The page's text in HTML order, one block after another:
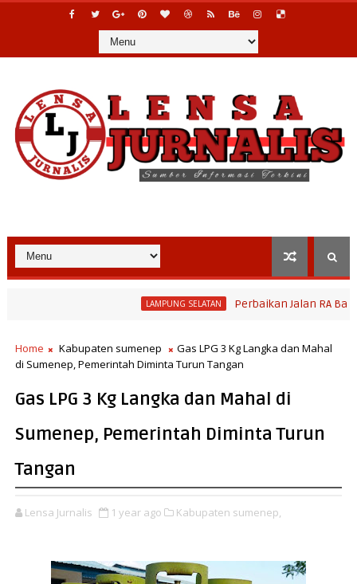
LAMPUNG SELATAN Perbaikan Jalan RA Basyid
Home Kabupaten sumenep
Gas LPG 3 Kg Langka dan Mahal
di Sumenep, Pemerintah Diminta Turun Tangan
Gas LPG 3 Kg Langka dan Mahal di
Sumenep, Pemerintah Diminta Turun
Tangan
Lensa Jurnalis 1 year ago Kabupaten sumenep,